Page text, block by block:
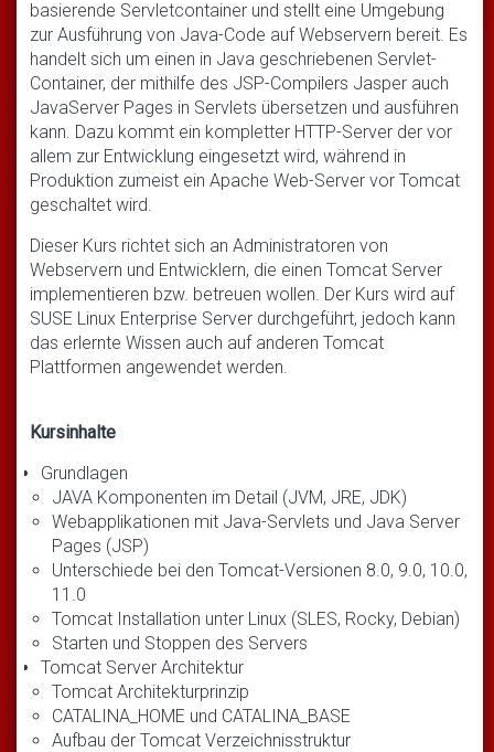
basierende Servletcontainer und stellt eine Umgebung
zur Ausführung von Java-Code auf Webservern bereit. Es
handelt sich um einen in Java geschriebenen Servlet-
Container, der mithilfe des JSP-Compilers Jasper auch
JavaServer Pages in Servlets übersetzen und ausführen
kann. Dazu kommt ein kompletter HTTP-Server der vor
allem zur Entwicklung eingesetzt wird, während in
Produktion zumeist ein Apache Web-Server vor Tomcat
geschaltet wird.
Dieser Kurs richtet sich an Administratoren von
Webservern und Entwicklern, die einen Tomcat Server
implementieren bzw. betreuen wollen. Der Kurs wird auf
SUSE Linux Enterprise Server durchgeführt, jedoch kann
das erlernte Wissen auch auf anderen Tomcat
Plattformen angewendet werden.
Kursinhalte
Grundlagen
JAVA Komponenten im Detail (JVM, JRE, JDK)
Webapplikationen mit Java-Servlets und Java Server
Pages (JSP)
Unterschiede bei den Tomcat-Versionen 8.0, 9.0, 10.0,
11.0
Tomcat Installation unter Linux (SLES, Rocky, Debian)
Starten und Stoppen des Servers
Tomcat Server Architektur
Tomcat Architekturprinzip
CATALINA_HOME und CATALINA_BASE
Aufbau der Tomcat Verzeichnisstruktur